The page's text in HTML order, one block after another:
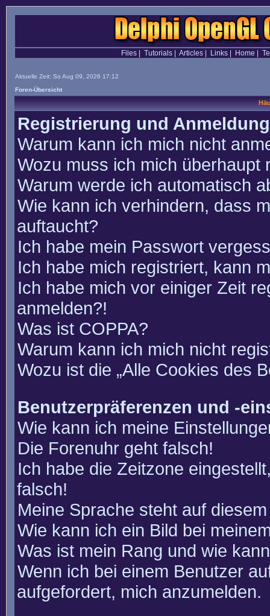
Files| Tutorials| Articles| Links| Home
Aktuelle Zeit: So Aug 09, 2026 17:12
Foren-Übersicht
Registrierung und Anmeldung
Warum kann ich mich nicht
Wozu muss ich mich überhaupt
Warum werde ich automatisch
Wie kann ich verhindern, dass
auftaucht?
Ich habe mein Passwort
Ich habe mich registriert, kann
Ich habe mich vor einiger Zeit
anmelden?!
Was ist COPPA?
Warum kann ich mich nicht
Wozu ist die „Alle Cookies des
Benutzerpräferenzen und -
Wie kann ich meine
Die Forenuhr geht falsch!
Ich habe die Zeitzone
falsch!
Meine Sprache steht auf
Wie kann ich ein Bild bei
Was ist mein Rang und wie
Wenn ich bei einem Benutzer
aufgefordert, mich anzumelden.